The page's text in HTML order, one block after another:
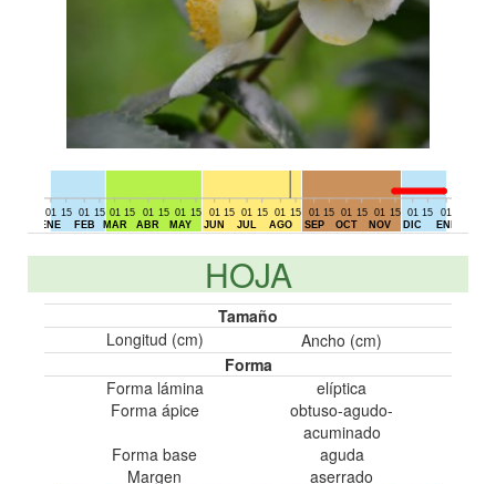
01
ENE
15
01
FEB
15 01
MAR
15
01
ABR
15 01
MAY
15
01
JUN
15
01
JUL
15
01
AGO
15
01
SEP
15
01
OCT
15
01
NOV
15 01
DIC
15
01
ENE
HOJA
Tamaño
Longitud (cm)
Ancho (cm)
Forma
Forma lámina
elíptica
Forma ápice
obtuso-agudo-
acuminado
Forma base
aguda
Margen
aserrado